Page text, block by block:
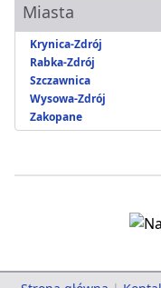
Miasta
Krynica-Zdrój
Rabka-Zdrój
Szczawnica
Wysowa-Zdrój
Zakopane